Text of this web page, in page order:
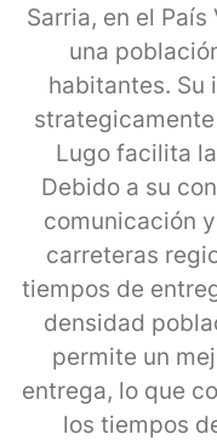
Sarria, en el
una
habitantes. Su
Lugo facilita
Debido a su
comunicación
carreteras
tiempos de
densidad
permite un
entrega, lo que
los tiempos